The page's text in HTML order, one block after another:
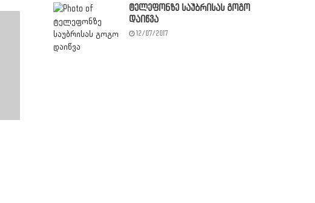
ტელეფონზე საუბრისას გოგო
დაიწვა
12/07/2017